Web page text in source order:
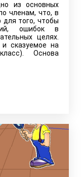
из основных
членам, что, в
того, чтобы
ошибок в
целях.
сказуемое на
Основа